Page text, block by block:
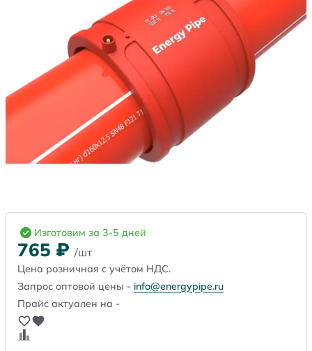
Изготовим за 3-5 дней
765 ₽ /шт
Цена розничная с учётом НДС.
Запрос оптовой цены - info@energypipe.ru
Прайс актуален на -